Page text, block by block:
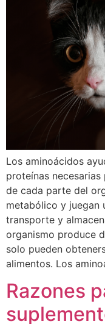
Los aminoácidos
proteínas
de cada parte del
metabólico y juegan
transporte y
organismo produce
solo pueden
alimentos. Los
Razones